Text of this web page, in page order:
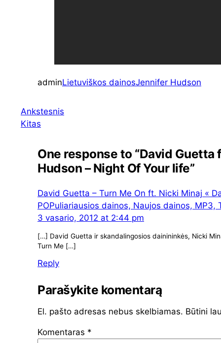
adminLietuviškos dainosJennifer Hudson
Ankstesnis
Kitas
One response to “David Guetta
Hudson – Night Of Your life”
David Guetta – Turn Me On ft. Nicki Minaj «
POPuliariausios dainos, Naujos dainos, MP3,
3 vasario, 2012 at 2:44 pm
[…] David Guetta ir skandalingosios dainininkės, Nicki
Turn Me […]
Reply
Parašykite komentarą
El. pašto adresas nebus skelbiamas. Būtini
Komentaras *